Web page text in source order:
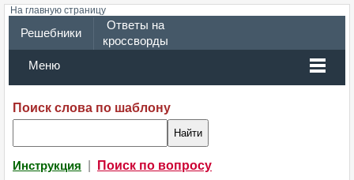
На главную страницу
Решебники
Ответы на
кроссворды
Меню
Поиск слова по шаблону
Инструкция Поиск по вопросу